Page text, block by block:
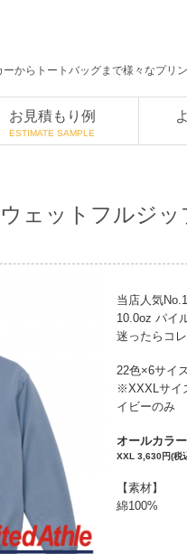
からトートバッグまで様々なプリ
お見積もり例
ESTIMATE SAMPLE
ェットフルジ
当店人気
10.0oz パイ
迷ったらコ
22色×6サイ
※XXXLサイ
イビーのみ
オールカラ
XXL 3,630円(税
【素材】
綿100%